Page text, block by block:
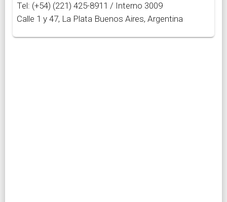
Tel: (+54) (221) 425-8911 / Interno 3009
Calle 1 y 47, La Plata Buenos Aires, Argentina